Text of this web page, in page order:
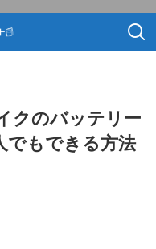
クのバッテリー
でもできる方法